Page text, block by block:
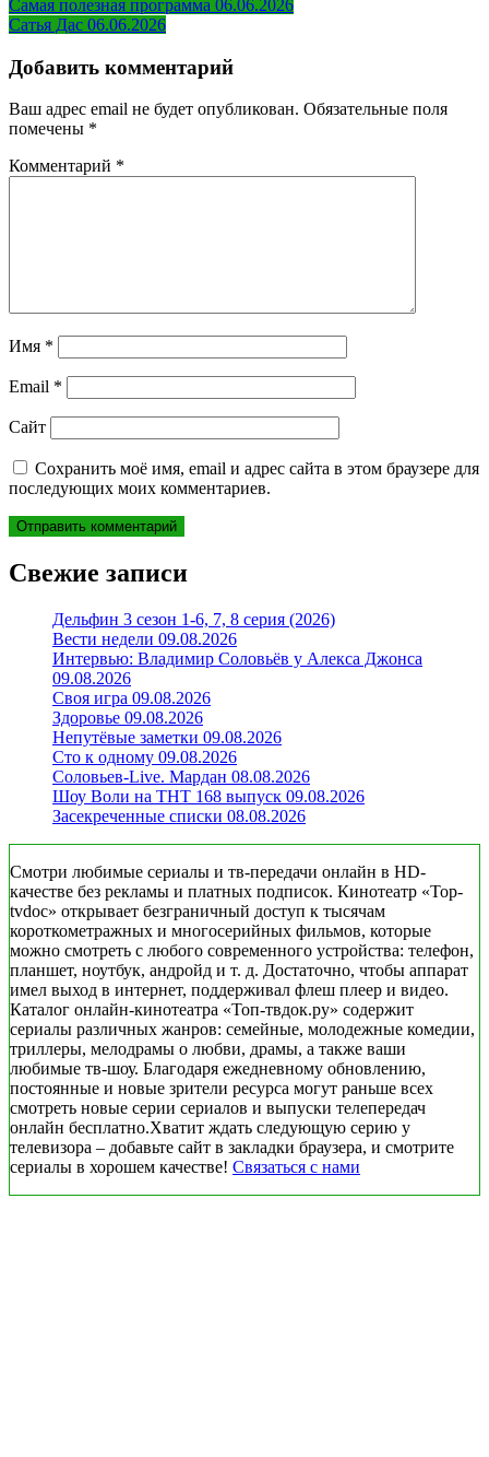
Навигация
по
записям
Самая полезная программа 06.06.2026
Сатья Дас 06.06.2026
Добавить комментарий
Ваш адрес email не будет опубликован. Обязательные поля
помечены *
Комментарий *
Имя *
Email *
Сайт
Сохранить моё имя, email и адрес сайта в этом браузере для
последующих моих комментариев.
Свежие записи
Дельфин 3 сезон 1-6, 7, 8 серия (2026)
Вести недели 09.08.2026
Интервью: Владимир Соловьёв у Алекса Джонса
09.08.2026
Своя игра 09.08.2026
Здоровье 09.08.2026
Непутёвые заметки 09.08.2026
Сто к одному 09.08.2026
Соловьев-Live. Мардан 08.08.2026
Шоу Воли на ТНТ 168 выпуск 09.08.2026
Засекреченные списки 08.08.2026
Смотри любимые сериалы и тв-передачи онлайн в HD-
качестве без рекламы и платных подписок. Кинотеатр «Top-
tvdoc» открывает безграничный доступ к тысячам
короткометражных и многосерийных фильмов, которые
можно смотреть с любого современного устройства: телефон,
планшет, ноутбук, андройд и т. д. Достаточно, чтобы аппарат
имел выход в интернет, поддерживал флеш плеер и видео.
Каталог онлайн-кинотеатра «Топ-твдок.ру» содержит
сериалы различных жанров: семейные, молодежные комедии,
триллеры, мелодрамы о любви, драмы, а также ваши
любимые тв-шоу. Благодаря ежедневному обновлению,
постоянные и новые зрители ресурса могут раньше всех
смотреть новые серии сериалов и выпуски телепередач
онлайн бесплатно.Хватит ждать следующую серию у
телевизора – добавьте сайт в закладки браузера, и смотрите
сериалы в хорошем качестве! Связаться с нами